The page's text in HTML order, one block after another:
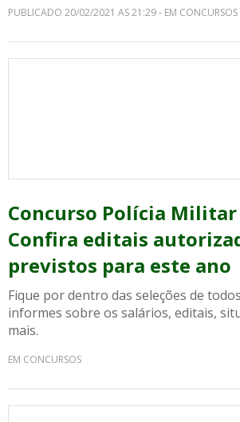
PUBLICADO 20/02/2021 AS 21:29 - EM CONCURSOS
Concurso Polícia Militar
Confira editais
previstos para este ano
Fique por dentro das seleções de
informes sobre os salários, editais,
mais.
EM CONCURSOS